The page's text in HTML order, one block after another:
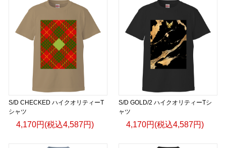
S/D CHECKED ハイクオリティーT
シャツ
4,170円(税込4,587円)
S/D GOLD/2 ハイクオリティーTシ
ャツ
4,170円(税込4,587円)